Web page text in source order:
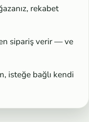
rekabet
sipariş verir — ve
isteğe bağlı kendi